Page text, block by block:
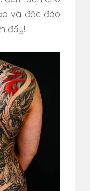
và độc đáo
đấy!